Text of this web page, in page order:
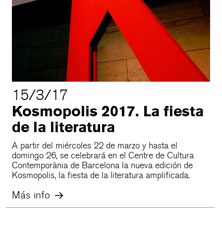
15/3/17
Kosmopolis 2017. La fiesta
de la literatura
A partir del miércoles 22 de marzo y hasta el
domingo 26, se celebrará en el Centre de Cultura
Contemporània de Barcelona la nueva edición de
Kosmopolis, la fiesta de la literatura amplificada.
Más info